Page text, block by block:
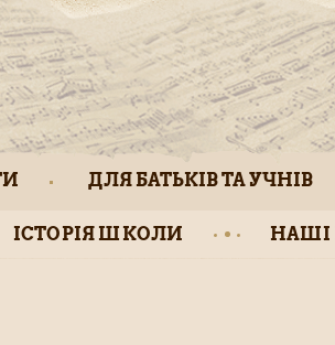
ІСТОРІЯ ШКОЛИ НАШІ
ДЛЯ БАТЬКІВ ТА УЧНІВ